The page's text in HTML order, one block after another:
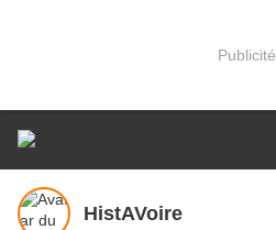
Publicité
HistAVoire